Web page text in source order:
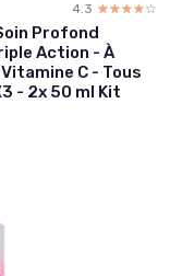
4.3 ☆☆☆☆☆
★★★★★
Profond
Action - À
C - Tous
- 2x 50 ml Kit